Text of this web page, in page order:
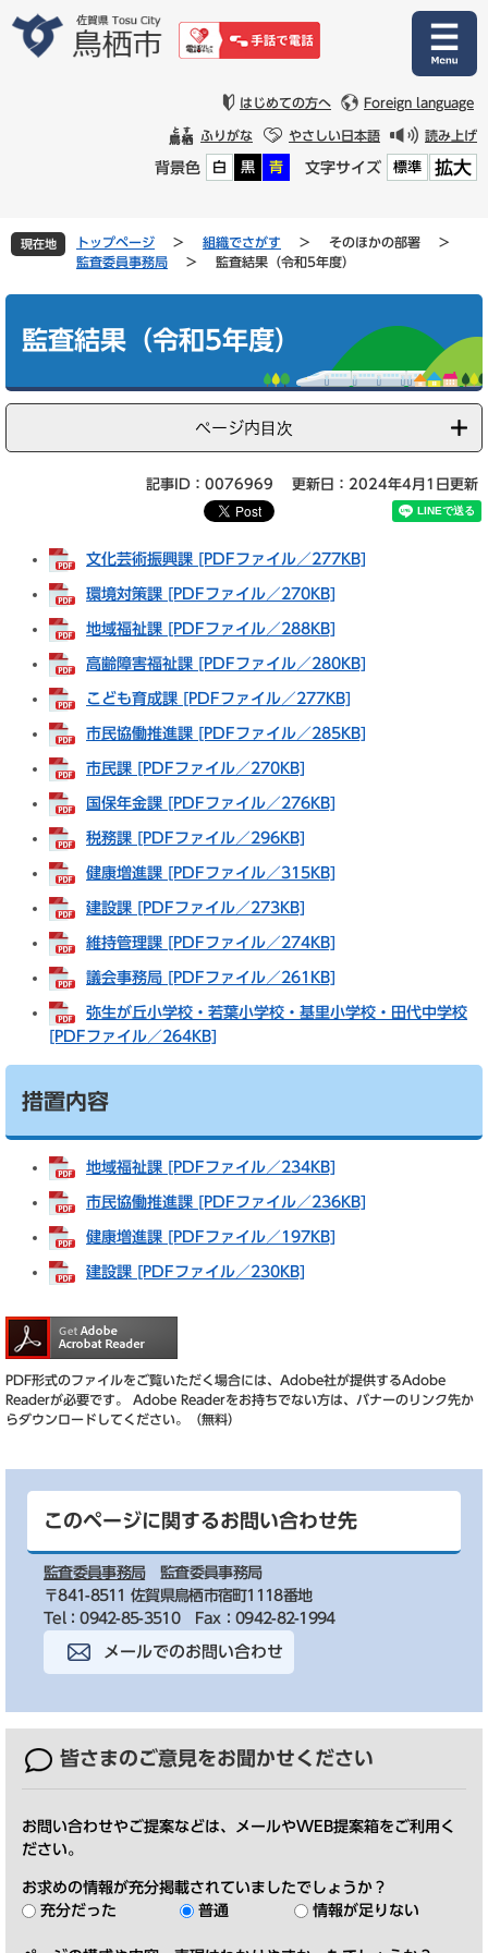
文
はじめての方へ Foreign language
ふりがな やさしい日本語 読み上げ
背景色 白 黒 青 文字サイズ 標準 拡大
現在地 トップページ > 組織でさがす > そのほかの部署
>
監査委員事務局
> 監査結果（令和5年度）
監査結果（令和5年度）
ページ内目次
記事ID：0076969 更新日：2024年4月1日更新
文化芸術振興課 [PDFファイル／277KB]
環境対策課 [PDFファイル／270KB]
地域福祉課 [PDFファイル／288KB]
高齢障害福祉課 [PDFファイル／280KB]
こども育成課 [PDFファイル／277KB]
市民協働推進課 [PDFファイル／285KB]
市民課 [PDFファイル／270KB]
国保年金課 [PDFファイル／276KB]
税務課 [PDFファイル／296KB]
健康増進課 [PDFファイル／315KB]
建設課 [PDFファイル／273KB]
維持管理課 [PDFファイル／274KB]
議会事務局 [PDFファイル／261KB]
弥生が丘小学校・若葉小学校・基里小学校・田代中学校
[PDFファイル／264KB]
措置内容
地域福祉課 [PDFファイル／234KB]
市民協働推進課 [PDFファイル／236KB]
健康増進課 [PDFファイル／197KB]
建設課 [PDFファイル／230KB]
PDF形式のファイルをご覧いただく場合には、Adobe社が提供するAdobe
Readerが必要です。
Adobe Readerをお持ちでない方は、バナーのリンク先か
らダウンロードしてください。（無料）
このページに関するお問い合わせ先
監査委員事務局
監査委員事務局
〒841-8511 佐賀県鳥栖市宿町1118番地
Tel：0942-85-3510
Fax：0942-82-1994
メールでのお問い合わせ
皆さまのご意見をお聞かせください
お問い合わせやご提案などは、メールやWEB提案箱をご利用く
ださい。
お求めの情報が充分掲載されていましたでしょうか？
充分だった
普通 情報が足りない